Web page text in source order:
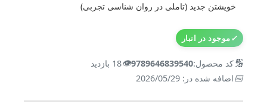
خویشتن جدید (تاملی در روان شناسی تجربی)
✓موجود در انبار
🔢کد محصول:9789646839540
👁️18 بازدید
📅اضافه شده در: 2026/05/29